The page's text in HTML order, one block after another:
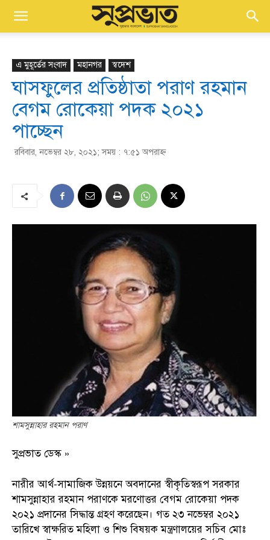
এ মুহূর্তের সংবাদ মহানগর স্বদেশ
ঘাসফুলের প্রতিষ্ঠাতা পরাণ রহমান
বেগম রোকেয়া পদক ২০২১
পাচ্ছেন
রবিবার, নভেম্বর ২৮, ২০২১; সময় : ৭:৫১ অপরাহ্ণ
শামসুন্নাহার রহমান পরাণ
সুপ্রভাত ডেস্ক »
নারীর আর্থ-সামাজিক উন্নয়নে অবদানের স্বীকৃতিস্বরূপ সরকার
শামসুন্নাহার রহমান পরাণকে মরণোত্তর বেগম রোকেয়া পদক
২০২১ প্রদানের সিদ্ধান্ত গ্রহণ করেছেন। গত ২৩ নভেম্বর ২০২১
তারিখে স্বাক্ষরিত মহিলা ও শিশু বিষয়ক মন্ত্রণালয়ের সচিব মোঃ